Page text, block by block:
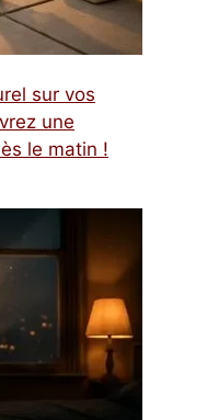
sur vos
une
le matin !